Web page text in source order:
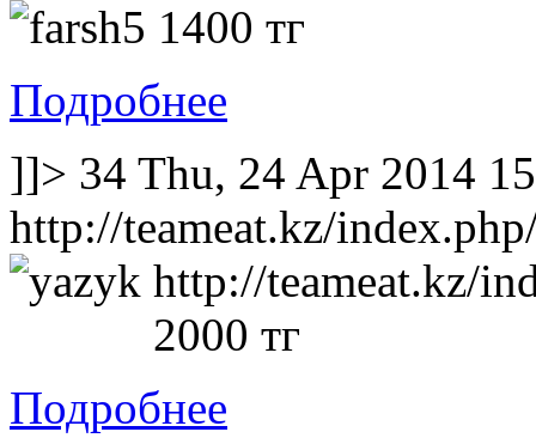
1400 тг
Подробнее
]]> 34 Thu, 24 Apr 2014
http://teameat.kz/
http://teameat.kz/
2000 тг
Подробнее